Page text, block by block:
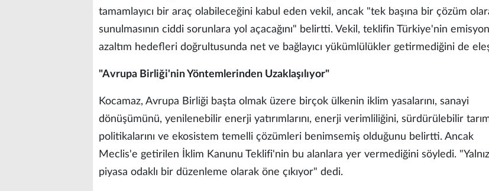
tamamlayıcı bir araç olabileceğini kabul eden vekil, ancak "tek başına bir çözüm
sunulmasının ciddi sorunlara yol açacağını" belirtti. Vekil, teklifin Türkiye'nin emisyon
azaltım hedefleri doğrultusunda net ve bağlayıcı yükümlülükler getirmediğini de
"Avrupa Birliği'nin Yöntemlerinden Uzaklaşılıyor"
Kocamaz, Avrupa Birliği başta olmak üzere birçok ülkenin iklim yasalarını, sanayi
dönüşümünü, yenilenebilir enerji yatırımlarını, enerji verimliliğini, sürdürülebilir
politikalarını ve ekosistem temelli çözümleri benimsemiş olduğunu belirtti. Ancak
Meclis'e getirilen İklim Kanunu Teklifi'nin bu alanlara yer vermediğini söyledi.
piyasa odaklı bir düzenleme olarak öne çıkıyor" dedi.